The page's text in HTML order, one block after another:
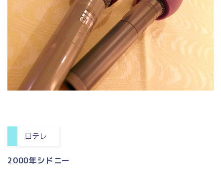
日テレ
2000年シドニー